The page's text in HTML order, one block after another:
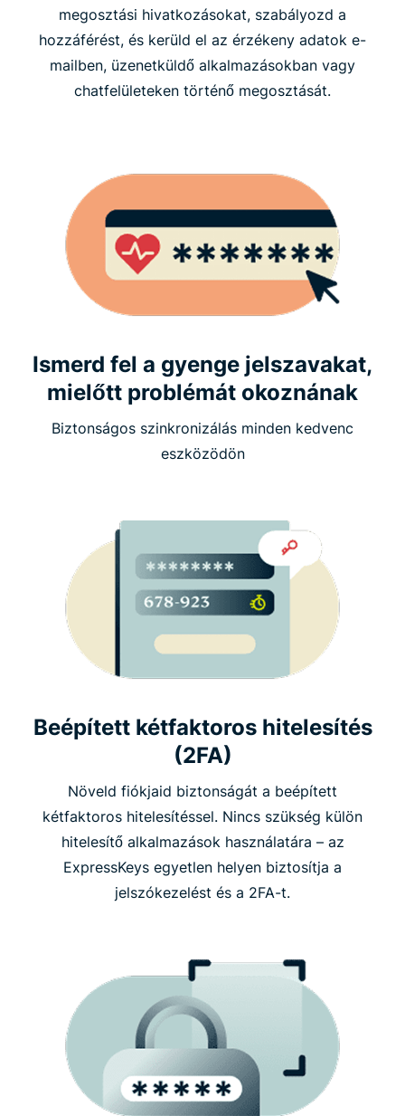
megosztási hivatkozásokat, szabályozd a
hozzáférést, és kerüld el az érzékeny adatok e-
mailben, üzenetküldő alkalmazásokban vagy
chatfelületeken történő megosztását.
Ismerd fel a gyenge jelszavakat,
mielőtt problémát okoznának
Biztonságos szinkronizálás minden kedvenc
eszközödön
Beépített kétfaktoros hitelesítés
(2FA)
Növeld fiókjaid biztonságát a beépített
kétfaktoros hitelesítéssel. Nincs szükség külön
hitelesítő alkalmazások használatára – az
ExpressKeys egyetlen helyen biztosítja a
jelszókezelést és a 2FA-t.